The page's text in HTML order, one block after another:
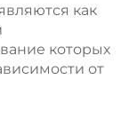
как
которых
от